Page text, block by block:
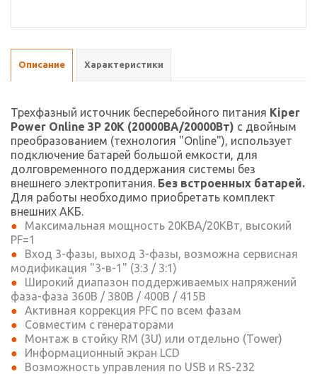
Описание Характеристики
Трехфазный источник бесперебойного питания Kiper
Power Online 3P 20K (20000ВА/20000Вт) с двойным
преобразованием (технология "Online"), использует
подключение батарей большой емкости, для
долговременного поддержания системы без
внешнего электропитания. Без встроенных батарей.
Для работы необходимо приобретать комплект
внешних АКБ.
Максимальная мощность 20КВА/20КВт, высокий
PF=1
Вход 3-фазы, выход 3-фазы, возможна сервисная
модификация "3-в-1" (3:3 / 3:1)
Широкий диапазон поддерживаемых напряжений
фаза-фаза 360В / 380В / 400В / 415В
Активная коррекция PFC по всем фазам
Совместим с генераторами
Монтаж в стойку RM (3U) или отдельно (Tower)
Информационный экран LCD
Возможность управления по USB и RS-232